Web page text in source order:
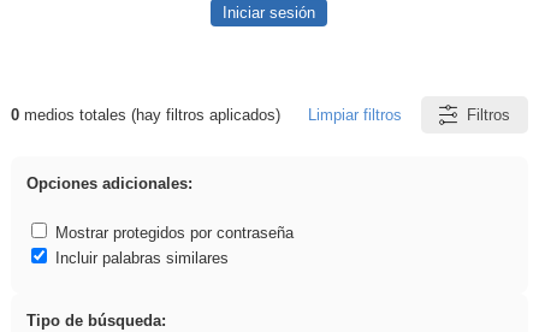
Iniciar sesión
Resultados de: islamismo
0medios totales (hay filtros aplicados) Limpiar filtros Filtros
Opciones adicionales:
Mostrar protegidos por contraseña
Incluir palabras similares
Tipo de búsqueda: